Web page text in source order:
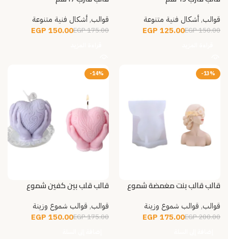
قوالب, أشكال فنية متنوعة
150.00
EGP
125.00
EGP
قوالب, أشكال فنية متنوعة
175.00
EGP
150.00
EGP
-13%
قالب قالب بنت مغمضة شموع
قوالب, قوالب شموع وزينة
200.00
EGP
175.00
EGP
-14%
قالب قلب بين كفين شموع
قوالب, قوالب شموع وزينة
175.00
EGP
150.00
EGP